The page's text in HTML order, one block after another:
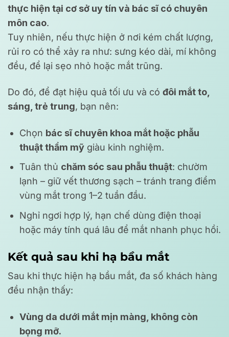
thực hiện tại cơ sở uy tín và bác sĩ có chuyên
môn cao.
Tuy nhiên, nếu thực hiện ở nơi kém chất lượng,
rủi ro có thể xảy ra như: sưng kéo dài, mí không
đều, để lại sẹo nhỏ hoặc mắt trũng.
Do đó, để đạt hiệu quả tối ưu và có đôi mắt to,
sáng, trẻ trung, bạn nên:
Chọn bác sĩ chuyên khoa mắt hoặc phẫu
thuật thẩm mỹ giàu kinh nghiệm.
Tuân thủ chăm sóc sau phẫu thuật: chườm
lạnh – giữ vết thương sạch – tránh trang điểm
vùng mắt trong 1–2 tuần đầu.
Nghỉ ngơi hợp lý, hạn chế dùng điện thoại
hoặc máy tính quá lâu để mắt nhanh phục hồi.
Kết quả sau khi hạ bầu mắt
Sau khi thực hiện hạ bầu mắt, đa số khách hàng
đều nhận thấy:
Vùng da dưới mắt mịn màng, không còn
bọng mỡ.